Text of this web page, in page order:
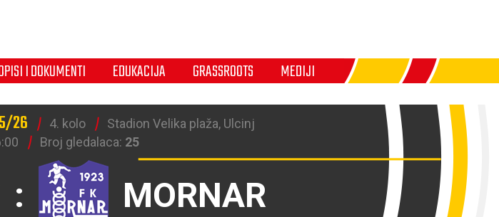
I DOKUMENTI EDUKACIJA GRASSROOTS MEDIJI
26 4. kolo
Stadion Velika plaža, Ulcinj
Broj gledalaca: 25
: MORNAR